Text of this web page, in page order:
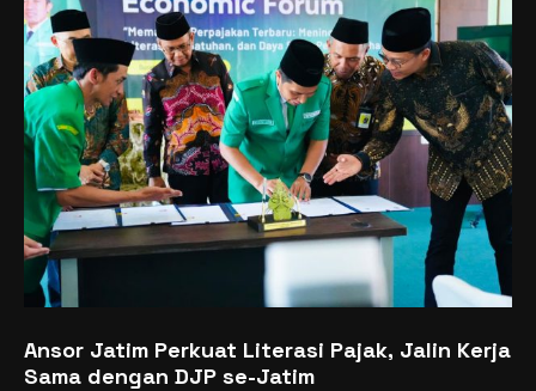
Ansor Jatim Perkuat Literasi Pajak, Jalin Kerja
Sama dengan DJP se-Jatim